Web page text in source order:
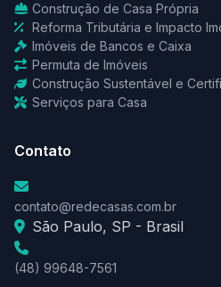
Construção de Casa Própria
Reforma Tributária e Impacto
Imóveis de Bancos e Caixa
Permuta de Imóveis
Construção Sustentável e
Serviços para Casa
Contato
contato@redecasas.com.br
São Paulo, SP - Brasil
(48) 99648-7561